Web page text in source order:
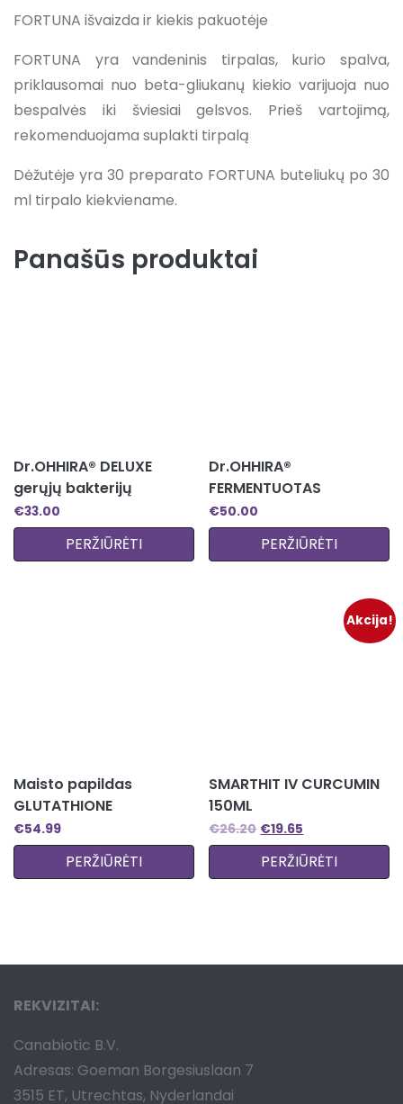
FORTUNA išvaizda ir kiekis pakuotėje
FORTUNA yra vandeninis tirpalas, kurio spalva,
priklausomai nuo beta-gliukanų kiekio varijuoja nuo
bespalvės iki šviesiai gelsvos. Prieš vartojimą,
rekomenduojama suplakti tirpalą
Dėžutėje yra 30 preparato FORTUNA buteliukų po 30
ml tirpalo kiekviename.
Panašūs produktai
Dr.OHHIRA® DELUXE
gerųjų bakterijų
kompleksas
€33.00
PERŽIŪRĖTI
Dr.OHHIRA®
FERMENTUOTAS
AUGALINIS EKSTRAKTAS
€50.00
PERŽIŪRĖTI
Maisto papildas
GLUTATHIONE
€54.99
PERŽIŪRĖTI
Akcija!
SMARTHIT IV CURCUMIN
150ML
€26.20 €19.65
PERŽIŪRĖTI
REKVIZITAI:
Canabiotic B.V.
Adresas: Goeman Borgesiuslaan 7
3515 ET, Utrechtas, Nyderlandai